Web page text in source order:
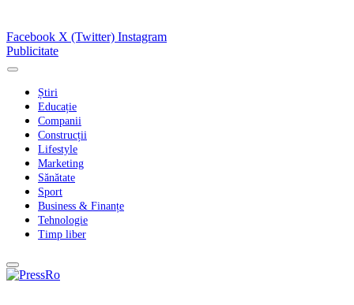
Facebook X (Twitter) Instagram
Publicitate
Știri
Educație
Companii
Construcții
Lifestyle
Marketing
Sănătate
Sport
Business & Finanțe
Tehnologie
Timp liber